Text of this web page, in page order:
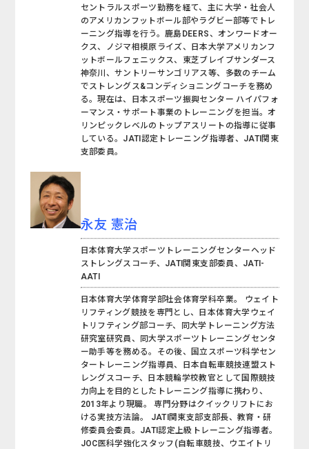
セントラルスポーツ勤務を経て、主に大学・社会人
のアメリカンフットボール部やラグビー部等でトレ
ーニング指導を行う。鹿島DEERS、オンワードオー
クス、ノジマ相模原ライズ、日本大学アメリカンフ
ットボールフェニックス、東芝ブレイブサンダース
神奈川、サントリーサンゴリアス等、多数のチーム
でストレングス&コンディショニングコーチを務め
る。現在は、日本スポーツ振興センター ハイパフォ
ーマンス・サポート事業のトレーニングを担当。オ
リンピックレベルのトップアスリートの指導に従事
している。JATI認定トレーニング指導者、JATI関東
支部委員。
永友 憲治
日本体育大学スポーツトレーニングセンターヘッド
ストレングスコーチ、JATI関東支部委員、JATI-
AATI
日本体育大学体育学部社会体育学科卒業。 ウェイト
リフティング競技を専門とし、日本体育大学ウェイ
トリフティング部コーチ、同大学トレーニング方法
研究室研究員、同大学スポーツトレーニングセンタ
ー助手等を務める。その後、国立スポーツ科学セン
タートレーニング指導員、日本自転車競技連盟スト
レングスコーチ、日本競輪学校教官として国際競技
力向上を目的としたトレーニング指導に携わり、
2013年より現職。 専門分野はクイックリフトにお
ける実技方法論。 JATI関東支部支部長、教育・研
修委員会委員。JATI認定上級トレーニング指導者。
JOC医科学強化スタッフ(自転車競技、ウエイトリ